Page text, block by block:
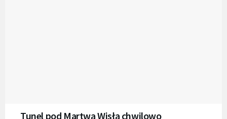
Tunel pod Martwą Wisłą chwilowo